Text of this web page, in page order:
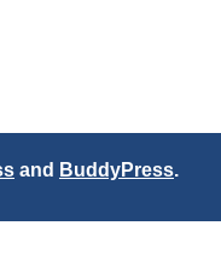
and BuddyPress.